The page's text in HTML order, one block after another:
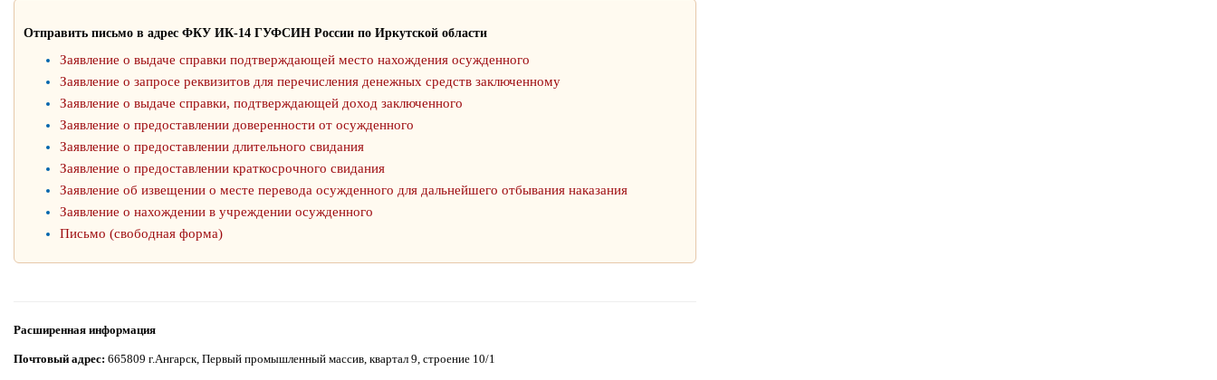
Отправить письмо в адрес ФКУ ИК-14 ГУФСИН России по Иркутской области
Заявление о выдаче справки подтверждающей место нахождения осужденного
Заявление о запросе реквизитов для перечисления денежных средств заключенному
Заявление о выдаче справки, подтверждающей доход заключенного
Заявление о предоставлении доверенности от осужденного
Заявление о предоставлении длительного свидания
Заявление о предоставлении краткосрочного свидания
Заявление об извещении о месте перевода осужденного для дальнейшего отбывания наказания
Заявление о нахождении в учреждении осужденного
Письмо (свободная форма)
Расширенная информация
Почтовый адрес: 665809 г.Ангарск, Первый промышленный массив, квартал 9, строение 10/1